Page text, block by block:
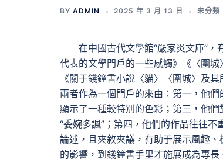
BY ADMIN 2025 年 3 月 13 日 未分類
在中國古代文學館“嚴家炎文庫”
代表的文學門戶的一些感觸》《〈圍
《關于錢鐘書小說〈貓〉〈圍城〉及
兩者作為一個門戶的來由：第一，他
顯示了一種較特別的色彩；第三，他
“委婉多諷”；第四，他們的作品往往
論述，且夾敘夾議，有助于展示風趣
的影響，到錢鐘書手里才施展成為專